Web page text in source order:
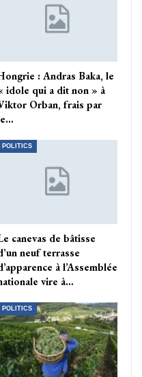
: Andras Baka, le
idole qui a dit non » à
Orban, frais par
POLITICS
canevas de bâtisse
neuf terrasse
à l’Assemblée
vire à…
POLITICS